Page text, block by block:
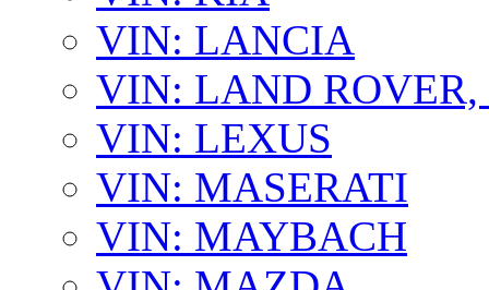
VIN: LANCIA
VIN: LAND ROVER,
VIN: LEXUS
VIN: MASERATI
VIN: MAYBACH